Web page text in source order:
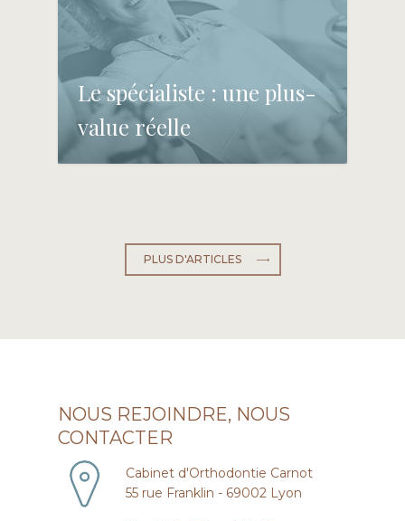
Le spécialiste : une plus-
value réelle
PLUS D'ARTICLES
NOUS REJOINDRE, NOUS
CONTACTER
Cabinet d'Orthodontie Carnot
55 rue Franklin - 69002 Lyon